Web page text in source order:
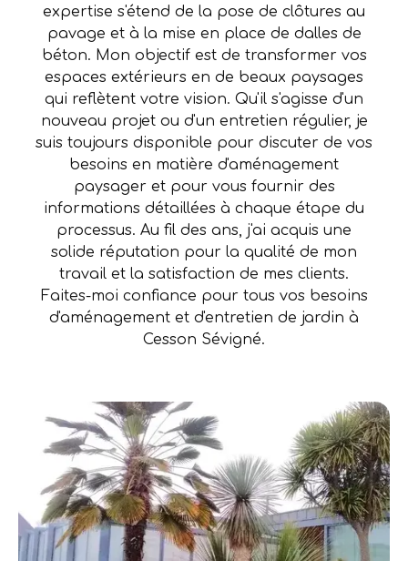
expertise s'étend de la pose de clôtures au
pavage et à la mise en place de dalles de
béton. Mon objectif est de transformer vos
espaces extérieurs en de beaux paysages
qui reflètent votre vision. Qu'il s'agisse d'un
nouveau projet ou d'un entretien régulier, je
suis toujours disponible pour discuter de vos
besoins en matière d'aménagement
paysager et pour vous fournir des
informations détaillées à chaque étape du
processus. Au fil des ans, j'ai acquis une
solide réputation pour la qualité de mon
travail et la satisfaction de mes clients.
Faites-moi confiance pour tous vos besoins
d'aménagement et d'entretien de jardin à
Cesson Sévigné.